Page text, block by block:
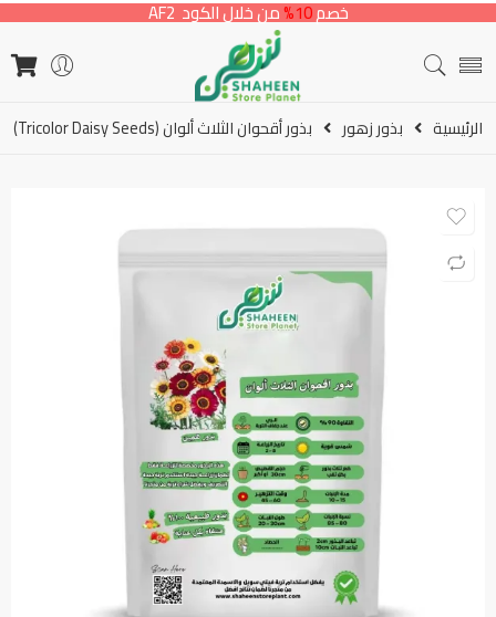
خصم10% من خلال الكود AF2
الرئيسية بذور زهور بذور أقحوان الثلاث ألوان (Tricolor Daisy Seeds)